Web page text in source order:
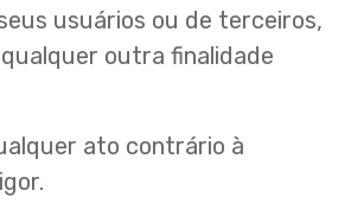
usuários ou de terceiros,
outra finalidade
ato contrário à